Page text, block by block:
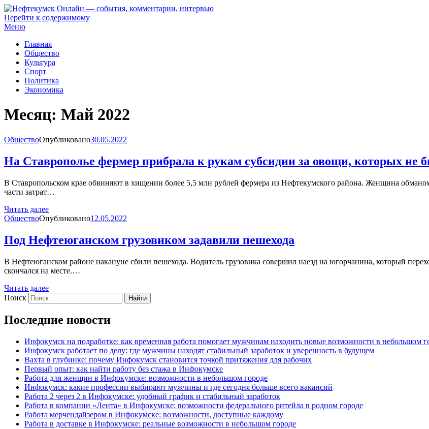
Нефтекумск Онлайн — события, комментарии, интервью
Перейти к содержимому
Меню
Главная
Общество
Культура
Спорт
Политика
Экономика
Месяц: Май 2022
ОбществоОпубликовано30.05.2022
На Ставрополье фермер прибрала к рукам субсидии за овощи, которых не
В Ставропольском крае обвиняют в хищении более 5,5 млн рублей фермера из Нефтекумского района. Женщина
части затрат…
Читать далее
ОбществоОпубликовано12.05.2022
Под Нефтеюганском грузовиком задавили пешехода
В Нефтеюганском районе накануне сбили пешехода. Водитель грузовика совершил наезд на югорчанина, который
скончался на месте.…
Читать далее
Поиск
Найти
Последние новости
Инфокумск на подработке: как временная работа помогает мужчинам находить новые возможности в небольшом
Инфокумск работает по делу: где мужчины находят стабильный заработок и уверенность в будущем
Вахта в глубинке: почему Инфокумск становится точкой притяжения для рабочих
Первый опыт: как найти работу без стажа в Инфокумске
Работа для женщин в Инфокумске: возможности в небольшом городе
Инфокумск: какие профессии выбирают мужчины и где сегодня больше всего вакансий
Работа 2 через 2 в Инфокумске: удобный график и стабильный заработок
Работа в компании «Лента» в Инфокумске: возможности федерального ритейла в родном городе
Работа мерчендайзером в Инфокумске: возможности, доступные каждому
Работа в доставке в Инфокумске: реальные возможности в небольшом городе